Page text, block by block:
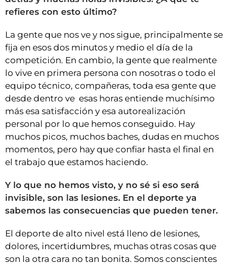
refieres con esto último?
La gente que nos ve y nos sigue, principalmente se
fija en esos dos minutos y medio el día de la
competición. En cambio, la gente que realmente
lo vive en primera persona con nosotras o todo el
equipo técnico, compañeras, toda esa gente que
desde dentro ve esas horas entiende muchísimo
más esa satisfacción y esa autorealización
personal por lo que hemos conseguido. Hay
muchos picos, muchos baches, dudas en muchos
momentos, pero hay que confiar hasta el final en
el trabajo que estamos haciendo.
Y lo que no hemos visto, y no sé si eso será
invisible, son las lesiones. En el deporte ya
sabemos las consecuencias que pueden tener.
El deporte de alto nivel está lleno de lesiones,
dolores, incertidumbres, muchas otras cosas que
son la otra cara no tan bonita. Somos conscientes